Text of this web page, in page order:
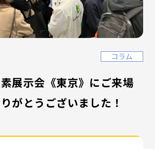
コラム
展示会《東京》にご来場
がとうございました！